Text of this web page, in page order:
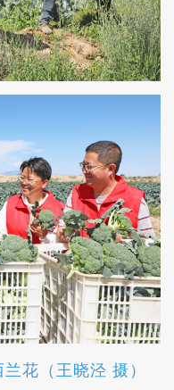
花（王晓泾 摄）